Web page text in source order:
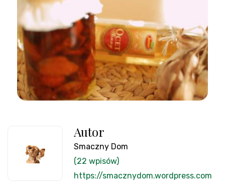
Autor
Smaczny Dom
(22 wpisów)
https://smacznydom.wordpress.com